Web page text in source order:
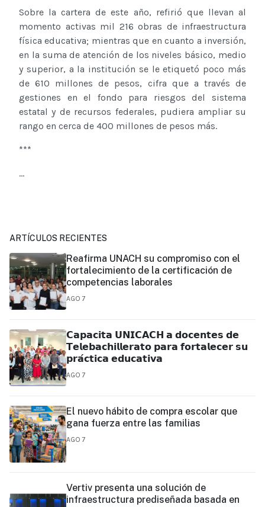
Sobre la cartera de este año, refirió que llevan al
momento activas mil 216 obras de infraestructura
física educativa; mientras que en cuanto a inversión,
en la suma de atención de los niveles básico, medio
y superior, a la institución se le etiquetó poco más
de 610 millones de pesos, cifra que a través de
gestiones en el fondo para riesgos del sistema
estatal y de recursos federales, pudiera ampliar su
rango en cerca de 400 millones de pesos más.
***
...
ARTÍCULOS RECIENTES
Reafirma UNACH su compromiso con el
fortalecimiento de la certificación de
competencias laborales
AGO 7
𝗖𝗮𝗽𝗮𝗰𝗶𝘁𝗮 𝗨𝗡𝗜𝗖𝗔𝗖𝗛 𝗮 𝗱𝗼𝗰𝗲𝗻𝘁𝗲𝘀 𝗱𝗲
𝗧𝗲𝗹𝗲𝗯𝗮𝗰𝗵𝗶𝗹𝗹𝗲𝗿𝗮𝘁𝗼 𝗽𝗮𝗿𝗮 𝗳𝗼𝗿𝘁𝗮𝗹𝗲𝗰𝗲𝗿 𝘀𝘂
𝗽𝗿𝗮́𝗰𝘁𝗶𝗰𝗮 𝗲𝗱𝘂𝗰𝗮𝘁𝗶𝘃𝗮
AGO 7
El nuevo hábito de compra escolar que
gana fuerza entre las familias
AGO 7
Vertiv presenta una solución de
infraestructura prediseñada basada en